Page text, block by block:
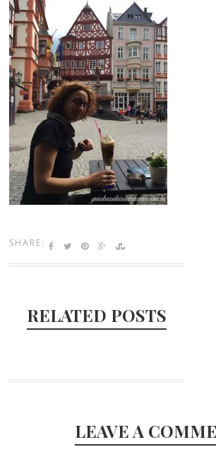
SHARE:
RELATED POSTS
LEAVE A